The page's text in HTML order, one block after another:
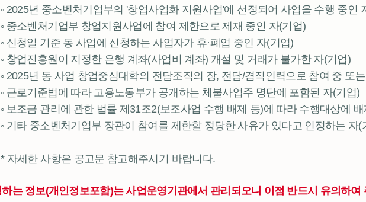
◦ 2025년 중소벤처기업부의 '창업사업화 지원사업'에 선정되어 사업을 수행 중인
◦ 중소벤처기업부 창업지원사업에 참여 제한으로 제재 중인 자(기업)
◦ 신청일 기준 동 사업에 신청하는 사업자가 휴·폐업 중인 자(기업)
◦ 창업진흥원이 지정한 은행 계좌(사업비 계좌) 개설 및 거래가 불가한 자(기업)
◦ 2025년 동 사업 창업중심대학의 전담조직의 장, 전담/겸직인력으로 참여 중 또
◦ 근로기준법에 따라 고용노동부가 공개하는 체불사업주 명단에 포함된 자(기업)
◦ 보조금 관리에 관한 법률 제31조2(보조사업 수행 배제 등)에 따라 수행대상에
◦ 기타 중소벤처기업부 장관이 참여를 제한할 정당한 사유가 있다고 인정하는 자(
* 자세한 사항은 공고문 참고해주시기 바랍니다.
는 정보(개인정보포함)는 사업운영기관에서 관리되오니 이점 반드시 유의하여